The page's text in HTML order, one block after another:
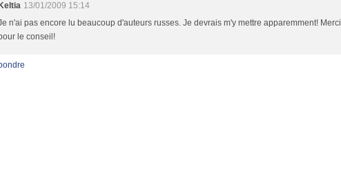
Keltia 13/01/2009 15:14
n'ai pas encore lu beaucoup d'auteurs russes. Je devrais m'y mettre apparemment! Merci
le conseil!